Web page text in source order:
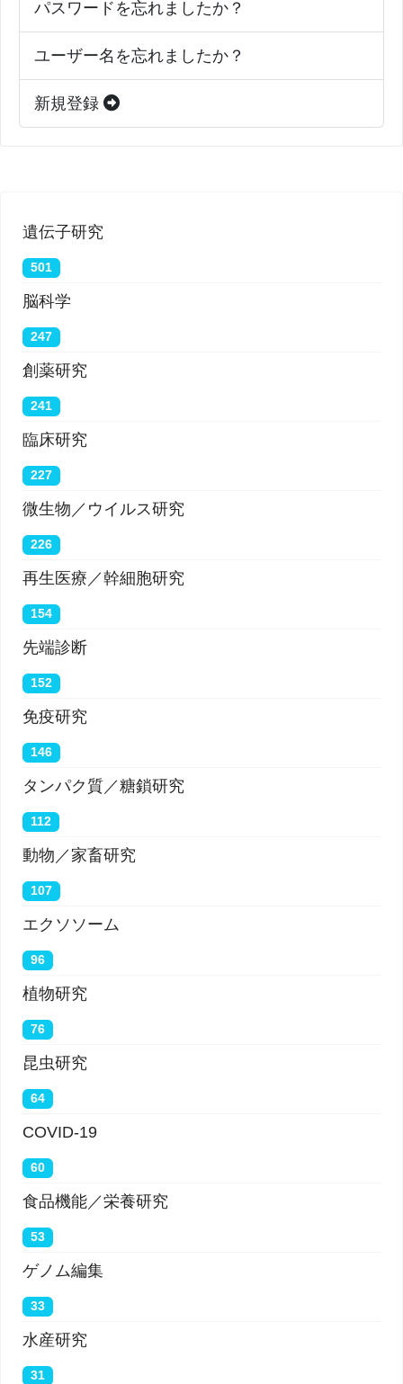
パスワードを忘れましたか？
ユーザー名を忘れましたか？
新規登録
遺伝子研究
501
脳科学
247
創薬研究
241
臨床研究
227
微生物／ウイルス研究
226
再生医療／幹細胞研究
154
先端診断
152
免疫研究
146
タンパク質／糖鎖研究
112
動物／家畜研究
107
エクソソーム
96
植物研究
76
昆虫研究
64
COVID-19
60
食品機能／栄養研究
53
ゲノム編集
33
水産研究
31